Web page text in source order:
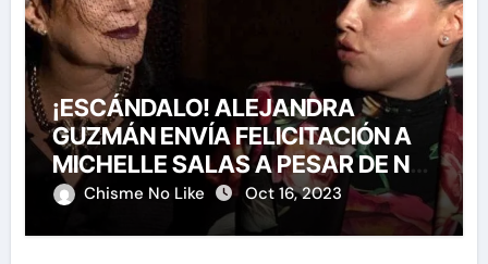
¡ESCÁNDALO! ALEJANDRA
GUZMÁN ENVÍA FELICITACIÓN A
MICHELLE SALAS A PESAR DE NO
HABERLA INVITADO A SU BODA
Chisme No Like Oct 16, 2023